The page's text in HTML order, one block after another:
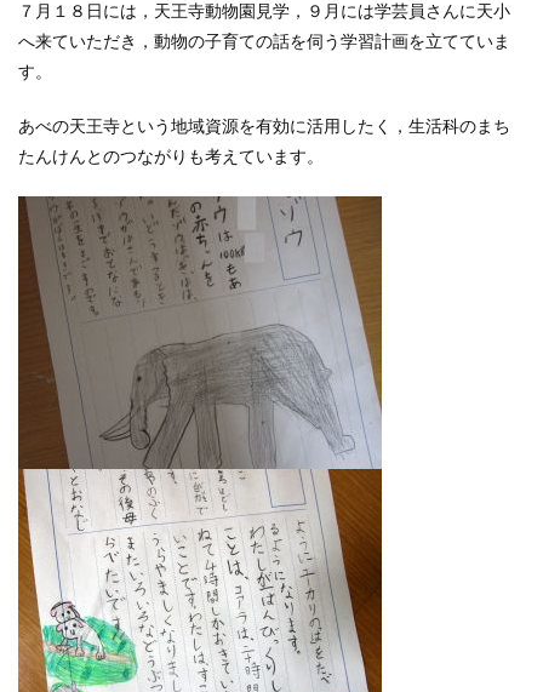
７月１８日には，天王寺動物園見学，９月には学芸員さんに天小
へ来ていただき，動物の子育ての話を伺う学習計画を立てていま
す。
あべの天王寺という地域資源を有効に活用したく，生活科のまち
たんけんとのつながりも考えています。